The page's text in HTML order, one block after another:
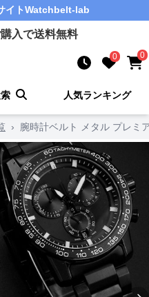
イトWatchbelt-lab
入で送料無料
0 0
人気ランキング
› 腕時計ベルト メタル プレミ